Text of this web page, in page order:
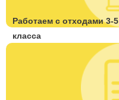
Работаем с отходами 3-5
класса